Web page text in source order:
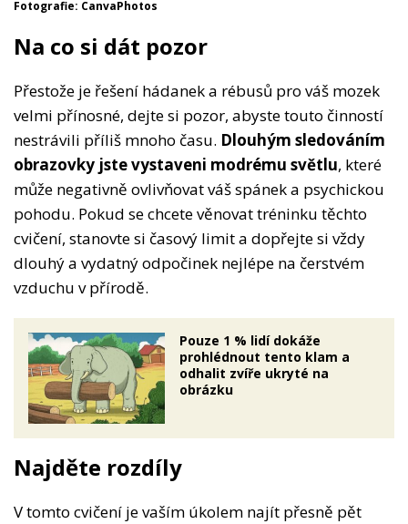
Fotografie: CanvaPhotos
Na co si dát pozor
Přestože je řešení hádanek a rébusů pro váš mozek
velmi přínosné, dejte si pozor, abyste touto činností
nestrávili příliš mnoho času. Dlouhým sledováním
obrazovky jste vystaveni modrému světlu, které
může negativně ovlivňovat váš spánek a psychickou
pohodu. Pokud se chcete věnovat tréninku těchto
cvičení, stanovte si časový limit a dopřejte si vždy
dlouhý a vydatný odpočinek nejlépe na čerstvém
vzduchu v přírodě.
Pouze 1 % lidí dokáže
prohlédnout tento klam a
odhalit zvíře ukryté na
obrázku
Najděte rozdíly
V tomto cvičení je vaším úkolem najít přesně pět